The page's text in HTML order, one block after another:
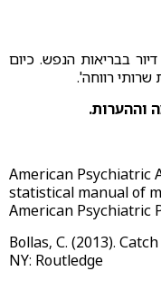
בבריאות הנפש. כיום
רווחה'.
וההערות.
American Psychiatric
statistical manual of
American Psychiatric
Bollas, C. (2013).
NY: Routledge